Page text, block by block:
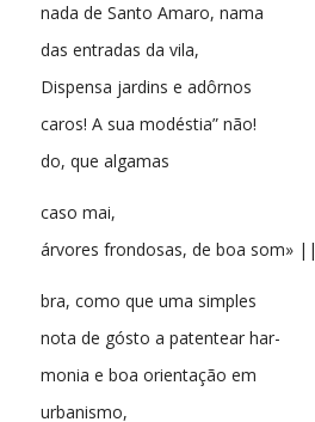
nada de Santo Amaro, nama
das entradas da vila,
Dispensa jardins e adôrnos
caros! A sua modéstia” não!
do, que algamas
caso mai,
árvores frondosas, de boa som» ||
bra, como que uma simples
nota de gósto a patentear har-
monia e boa orientação em
urbanismo,